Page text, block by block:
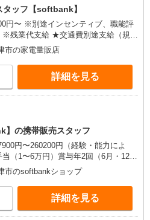
タッフ【softbank】
円〜 ※別途インセンティブ、職能評
※残業代支給 ★交通費別途支給（規定
規定有) お友達を紹介頂くと,
規定有) ★月2回払い・週払い
）★ ゜・。○。・゜+゜・。○。・゜
市の家電量販店
詳細を見る
】の携帯販売スタッフ
円〜260200円（経験・能力によ
当（1〜6万円）賞与年2回（6月・12
5.4カ月分） 未経験から入社半年で
以上への昇給実績あり ※残業代支給
規定あり） ゜+゜・。○。・゜
゜+゜ 入社祝い金10万円支給(規定
市のsoftbankショップ
詳細を見る